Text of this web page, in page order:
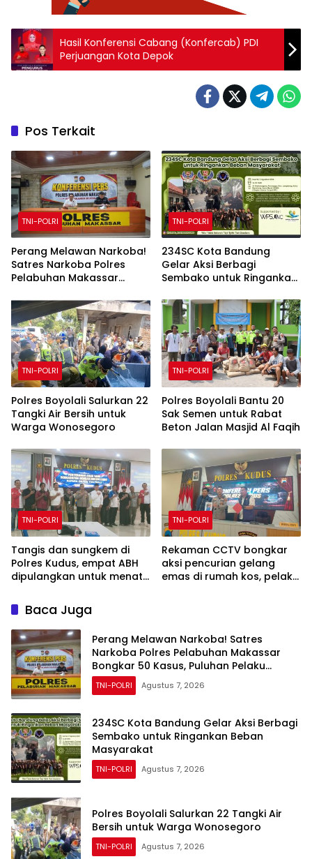
Hasil Konferensi Cabang (Konfercab) PDI
Perjuangan Kota Depok
Pos Terkait
TNI-POLRI
Perang Melawan Narkoba!
Satres Narkoba Polres
Pelabuhan Makassar
Pelaku Ditangkap
TNI-POLRI
234SC Kota Bandung
Gelar Aksi Berbagi
Sembako untuk Ringankan
TNI-POLRI
Polres Boyolali Salurkan 22
Tangki Air Bersih untuk
Warga Wonosegoro
TNI-POLRI
Polres Boyolali Bantu 20
Sak Semen untuk Rabat
Beton Jalan Masjid Al Faqih
TNI-POLRI
Tangis dan sungkem di
Polres Kudus, empat ABH
dipulangkan untuk menata
TNI-POLRI
Rekaman CCTV bongkar
aksi pencurian gelang
emas di rumah kos, pelaku
Baca Juga
Perang Melawan Narkoba! Satres
Narkoba Polres Pelabuhan Makassar
Bongkar 50 Kasus, Puluhan Pelaku
Ditangkap
TNI-POLRI Agustus 7, 2026
234SC Kota Bandung Gelar Aksi Berbagi
Sembako untuk Ringankan Beban
Masyarakat
TNI-POLRI Agustus 7, 2026
Polres Boyolali Salurkan 22 Tangki Air
Bersih untuk Warga Wonosegoro
TNI-POLRI Agustus 7, 2026